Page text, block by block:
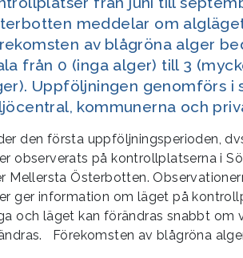
meddelar om
av blågröna alger
från 0 (inga alger) till 3
Uppföljningen genomförs i
kommunerna och
den första uppföljningsperioden,
observerats på kontrollplatserna i
Mellersta Österbotten.
ger information om läget på
och läget kan förändras snabbt om
Förekomsten av blågröna